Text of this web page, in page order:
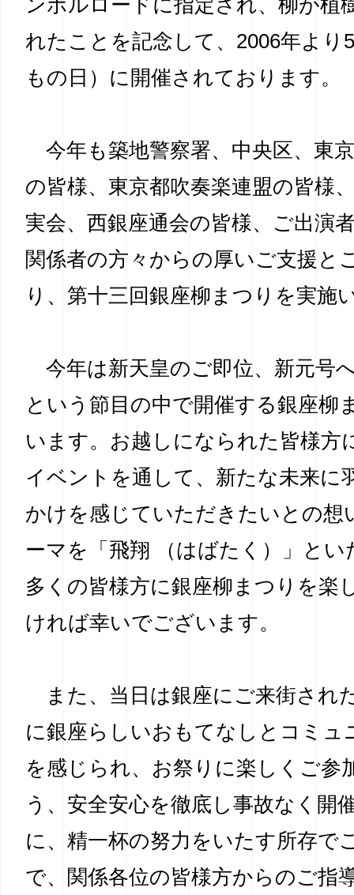
ンボルロードに指定され、柳が植
れたことを記念して、2006年より
もの日）に開催されております。
今年も築地警察署、中央区、東
の皆様、東京都吹奏楽連盟の皆様
実会、西銀座通会の皆様、ご出演
関係者の方々からの厚いご支援と
り、第十三回銀座柳まつりを実施
今年は新天皇のご即位、新元号
という節目の中で開催する銀座柳
います。お越しになられた皆様方
イベントを通して、新たな未来に
かけを感じていただきたいとの想
ーマを「飛翔 （はばたく）」とい
多くの皆様方に銀座柳まつりを楽
ければ幸いでございます。
また、当日は銀座にご来街され
に銀座らしいおもてなしとコミュ
を感じられ、お祭りに楽しくご参
う、安全安心を徹底し事故なく開
に、精一杯の努力をいたす所存で
で、関係各位の皆様方からのご指